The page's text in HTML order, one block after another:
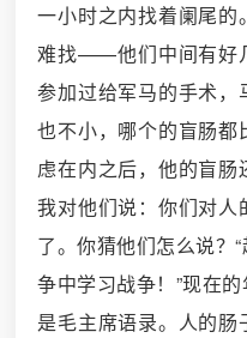
一小时之内找着阑尾的
难找——他们中间有好
参加过给军马的手术，
也不小，哪个的盲肠都
虑在内之后，他的盲肠
我对他们说：你们对人
了。你猜他们怎么说
争中学习战争！”现在
是毛主席语录。人的